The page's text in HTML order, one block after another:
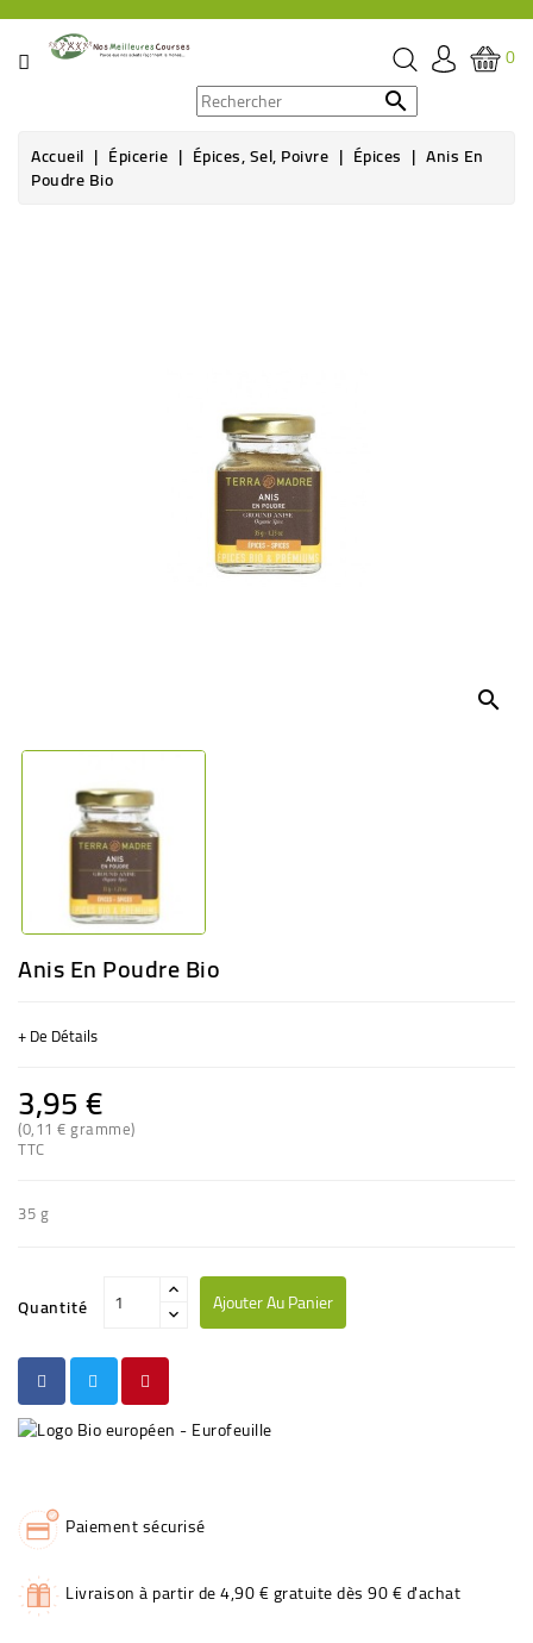
CATÉGORIE
ÉPICERIE
0

Accueil Épicerie Épices, Sel, Poivre Épices Anis En
Poudre Bio
search
Anis En Poudre Bio
+ De Détails
3,95 €
(0,11 € gramme)
TTC
35 g
Quantité Ajouter Au Panier
Paiement sécurisé
Livraison à partir de 4,90 € gratuite dès 90 € d'achat